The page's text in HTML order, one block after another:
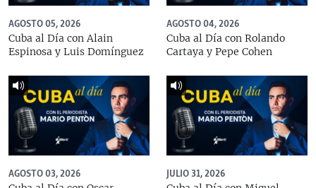
AGOSTO 05, 2026
Cuba al Día con Alain
Espinosa y Luis Domínguez
AGOSTO 04, 2026
Cuba al Día con Rolando
Cartaya y Pepe Cohen
AGOSTO 03, 2026
JULIO 31, 2026